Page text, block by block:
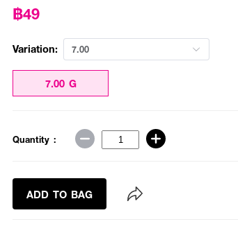
฿49
Variation: 7.00
7.00 G
Quantity :
ADD TO BAG